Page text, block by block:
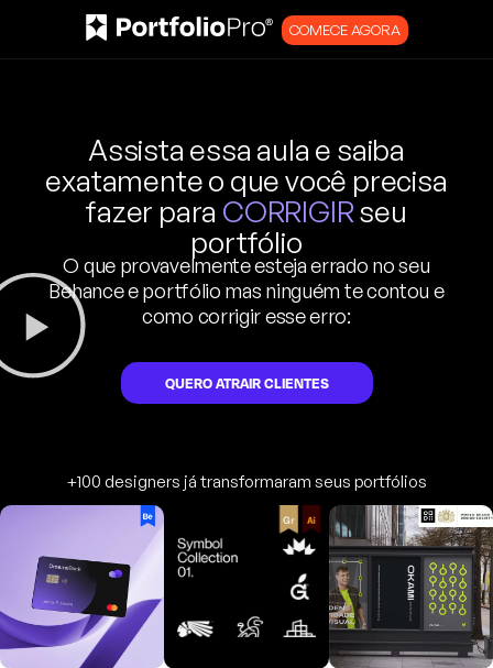
COMECE AGORA
Assista essa aula e saiba
exatamente o que você precisa
fazer para CORRIGIRseu
portfólio
O que provavelmente esteja errado no seu
Behance e portfólio mas ninguém te contou e
como corrigir esse erro:
QUERO ATRAIR CLIENTES
+100 designers já transformaram seus portfólios